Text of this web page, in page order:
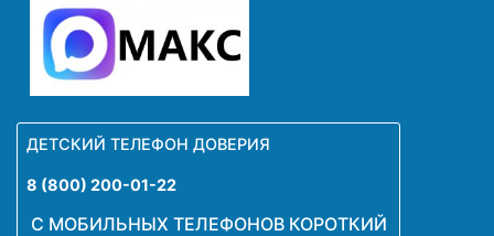
ДЕТСКИЙ ТЕЛЕФОН ДОВЕРИЯ
8 (800) 200-01-22
С МОБИЛЬНЫХ ТЕЛЕФОНОВ КОРОТКИЙ